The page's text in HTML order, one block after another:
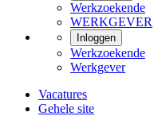
Werkzoekende
WERKGEVER
Inloggen
Werkzoekende
Werkgever
Vacatures
Gehele site